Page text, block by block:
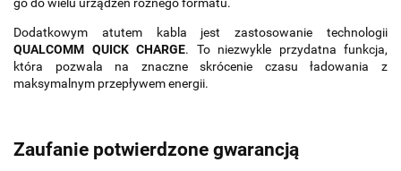
Dodatkowym atutem kabla jest zastosowanie technologii
QUALCOMM QUICK CHARGE. To niezwykle przydatna funkcja,
która pozwala na znaczne skrócenie czasu ładowania z
maksymalnym przepływem energii.
Zaufanie potwierdzone gwarancją